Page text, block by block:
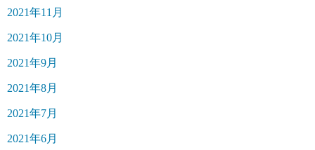
2021年11月
2021年10月
2021年9月
2021年8月
2021年7月
2021年6月